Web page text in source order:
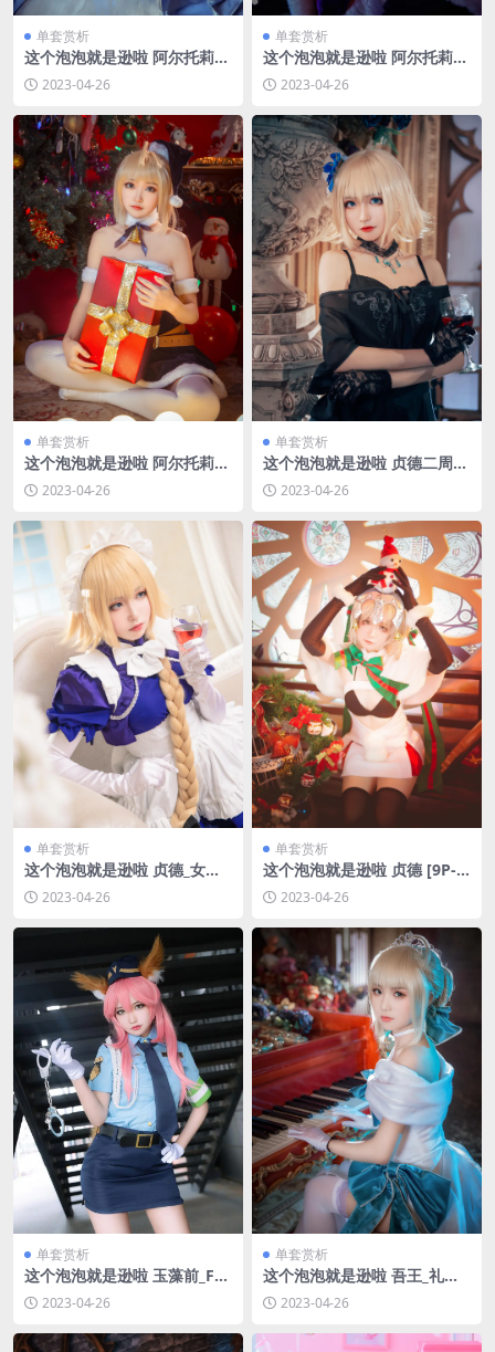
单套赏析
这个泡泡就是逊啦 阿尔托莉雅
十周年礼服_76(3) [17P-32M
B] 2023-04-26
单套赏析
这个泡泡就是逊啦 阿尔托莉雅
圣诞alter_60(3) [16P-30MB]
2023-04-26
单套赏析
这个泡泡就是逊啦 阿尔托莉雅
_圣诞贺图 [16P-32MB]
2023-04-26
单套赏析
这个泡泡就是逊啦 贞德二周
[11P-15MB]
2023-04-26
单套赏析
这个泡泡就是逊啦 贞德_女仆
[11P-16MB]
2023-04-26
单套赏析
这个泡泡就是逊啦 贞德 [9P-1
23MB]
2023-04-26
单套赏析
这个泡泡就是逊啦 玉藻前_FA
TE_制服 [9P-0MB]
2023-04-26
单套赏析
这个泡泡就是逊啦 吾王_礼服
英灵正装 [14P-34MB]
2023-04-26